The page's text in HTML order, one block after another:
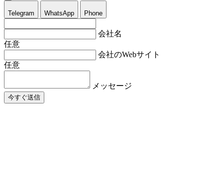
Telegram WhatsApp Phone
会社名
任意
会社のWebサイト
任意
メッセージ
今すぐ送信